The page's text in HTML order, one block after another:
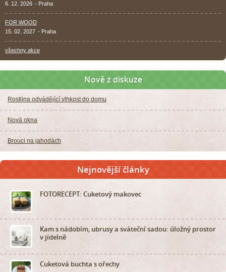
6. 12. 2026 - Praha
FOR WOOD
15. 02. 2027 - Praha
všechny akce
Nově z diskuze
Rostlina odvádějící vlhkost do domu
Nová okna
Brouci na jahodách
Nejnovější články
FOTORECEPT: Cuketový makovec
Kam s nádobím, ubrusy a sváteční sadou: úložný prostor
v jídelně
Cuketová buchta s ořechy